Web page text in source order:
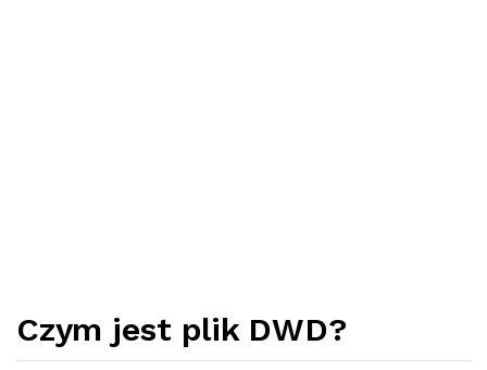
Czym jest plik DWD?